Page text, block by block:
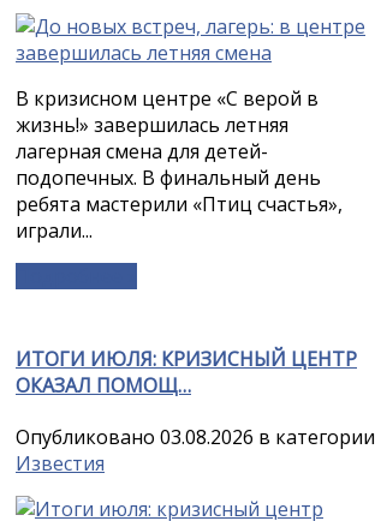
В кризисном центре «С верой в
жизнь!» завершилась летняя
лагерная смена для детей-
подопечных. В финальный день
ребята мастерили «Птиц счастья»,
играли...
ИТОГИ ИЮЛЯ: КРИЗИСНЫЙ ЦЕНТР
ОКАЗАЛ ПОМОЩ…
Опубликовано 03.08.2026 в категории
Известия